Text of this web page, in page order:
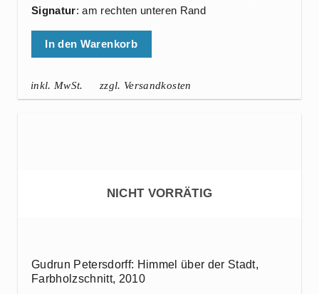
Signatur: am rechten unteren Rand
In den Warenkorb
inkl. MwSt. zzgl. Versandkosten
NICHT VORRÄTIG
Gudrun Petersdorff: Himmel über der Stadt,
Farbholzschnitt, 2010